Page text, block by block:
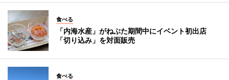
食べる
「内海水産」がねぶた期間中にイベント初出店
「切り込み」を対面販売
食べる